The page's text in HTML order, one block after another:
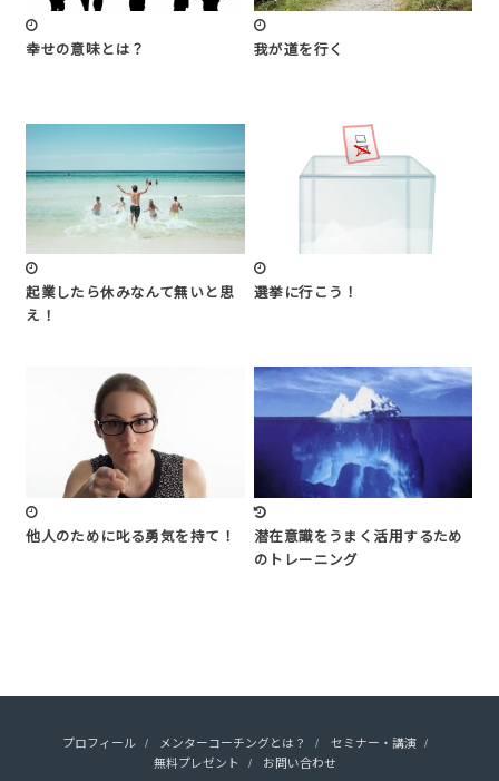
幸せの意味とは？ 我が道を行く
起業したら休みなんて無いと思
え！
選挙に行こう！
他人のために叱る勇気を持て！
潜在意識をうまく活用するため
のトレーニング
プロフィール メンターコーチングとは？
セミナー・講演
無料プレゼント
お問い合わせ